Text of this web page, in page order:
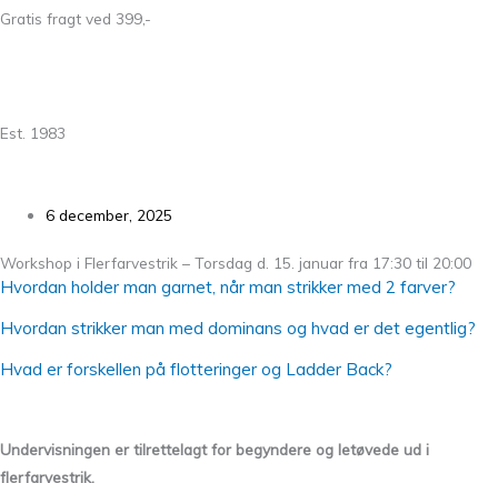
Gratis fragt ved 399,-
Est. 1983
6 december, 2025
Workshop i Flerfarvestrik – Torsdag d. 15. januar fra 17:30 til 20:00
Hvordan holder man garnet, når man strikker med 2 farver?
Hvordan strikker man med dominans og hvad er det egentlig?
Hvad er forskellen på flotteringer og Ladder Back?
Undervisningen er tilrettelagt for begyndere og letøvede ud i
flerfarvestrik.